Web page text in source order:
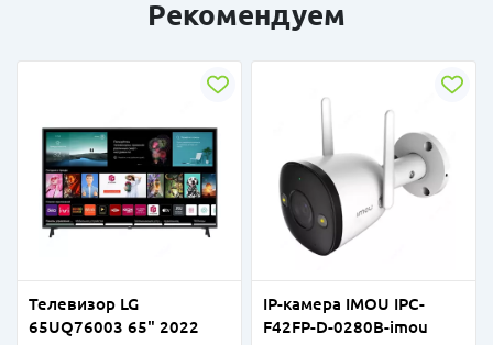
Рекомендуем
Телевизор LG
65UQ76003 65" 2022
IP-камера IMOU IPC-
F42FP-D-0280B-imou